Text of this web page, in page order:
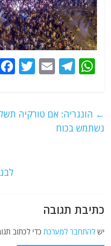
W
s
A
T
g
ra
E
l
T
er ← הונגריה: אם טורקיה
נשתמש בכוח
כתיבת תגובה
ישלהתחבר למערכת כדי לכתוב